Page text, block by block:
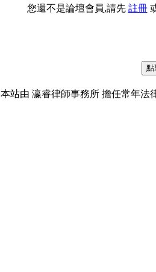
您還不是論壇會員,請先 註冊
本站由 瀛睿律師事務所 擔任常年法